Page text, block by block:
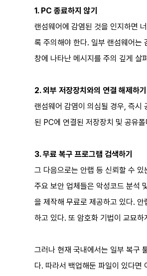
1. PC 종료하지 않기
랜섬웨어에 감염된 것을 인지하면
록 주의해야 한다. 일부 랜섬웨어는
창에 나타난 메시지를 주의 깊게 살
2. 외부 저장장치와의 연결 해제하기
랜섬웨어 감염이 의심될 경우, 즉시
된 PC에 연결된 저장장치 및 공유
3. 무료 복구 프로그램 검색하기
그 다음으로는 안랩 등 신뢰할 수
주요 보안 업체들은 악성코드 분석
을 제작해 무료로 제공하고 있다.
하고 있다. 또 암호화 기법이 교묘
그러나 현재 국내에서는 일부 복구
다. 따라서 백업해둔 파일이 있다면